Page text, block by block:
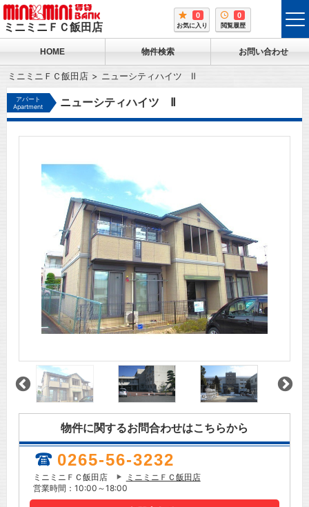
ミニミニＦＣ飯田店
0
お気に入り
0
閲覧履歴
HOME 物件検索 お問い合わせ
ミニミニＦＣ飯田店 ニューシティハイツ Ⅱ
アパート
Apartment
ニューシティハイツ Ⅱ
物件に関するお問合わせはこちらから
0265-56-3232
ミニミニＦＣ飯田店
ミニミニＦＣ飯田店
営業時間：10:00～18:00